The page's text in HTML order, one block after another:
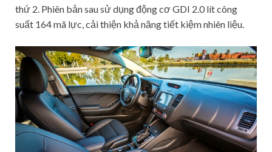
thứ 2. Phiên bản sau sử dụng động cơ GDI 2.0 lít công
suất 164 mã lực, cải thiện khả năng tiết kiệm nhiên liệu.